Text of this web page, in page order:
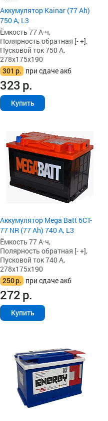
Аккумулятор Kainar (77 Ah)
750 А, L3
Ёмкость 77 А·ч,
Полярность обратная [- +],
Пусковой ток 750 А,
278x175x190
301 р. при сдаче акб
323р.
Купить
Аккумулятор Mega Batt 6CT-
77 NR (77 Ah) 740 А, L3
Ёмкость 77 А·ч,
Полярность обратная [- +],
Пусковой ток 740 А,
278x175x190
250р. при сдаче акб
272р.
Купить